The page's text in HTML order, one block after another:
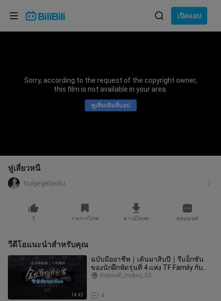
เปิดแอป
Sorry, according to the request of the copyright owner,
this film is not available in your area.
ดูเพิ่มเติมที่แอป
หู่เสี่ยวหนี
huigegelaoliu
2 รายการโปรด ดาวน์โหลด คอมเมนต์
วีดีโอแนะนำสำหรับคุณ
14:43
ฉบับมืออาชีพ｜เต้นมาสิบปี｜รีแอ็กชัน
ของนักฝึกหัดรุ่นที่ 4 แห่ง TF Family กับ
เพลง “ทั่วโลกคอยเป็นเพื่อน
4
maxwell_mckay_03
เลือกภาษา